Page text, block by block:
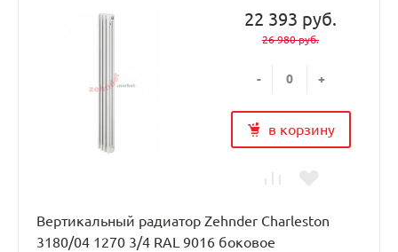
22 393 руб.
26 980 руб.
- +
в корзину
Вертикальный радиатор Zehnder Charleston
3180/04 1270 3/4 RAL 9016 боковое